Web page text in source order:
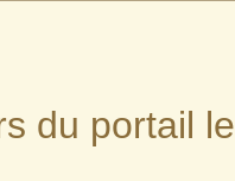
du portail